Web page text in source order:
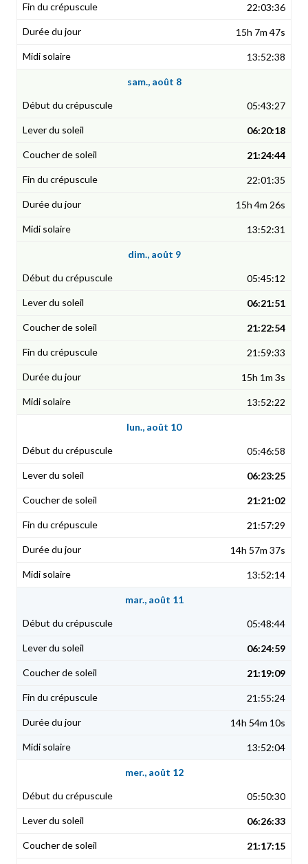
22:03:36
15h 7m 47s
13:52:38
sam., août 8
05:43:27
06:20:18
21:24:44
22:01:35
15h 4m 26s
13:52:31
dim., août 9
05:45:12
06:21:51
21:22:54
21:59:33
15h 1m 3s
13:52:22
lun., août 10
05:46:58
06:23:25
21:21:02
21:57:29
14h 57m 37s
13:52:14
mar., août 11
05:48:44
06:24:59
21:19:09
21:55:24
14h 54m 10s
13:52:04
mer., août 12
05:50:30
06:26:33
21:17:15